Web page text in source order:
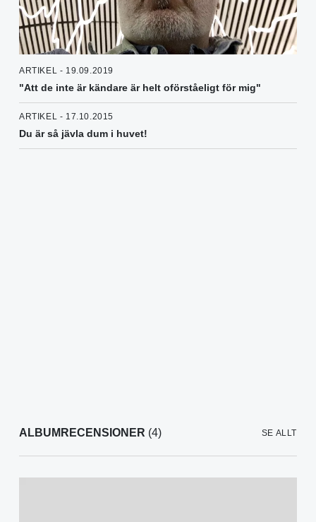
ARTIKEL - 19.09.2019
"Att de inte är kändare är helt oförståeligt för mig"
ARTIKEL - 17.10.2015
Du är så jävla dum i huvet!
ALBUMRECENSIONER (4) SE ALLT